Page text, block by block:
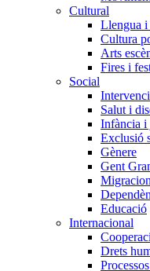
Cultural
Llengua i
Cultura
Arts
Fires i
Social
Salut i
Infància i
Exclusió
Gènere
Gent
Educació
Internacional
Drets